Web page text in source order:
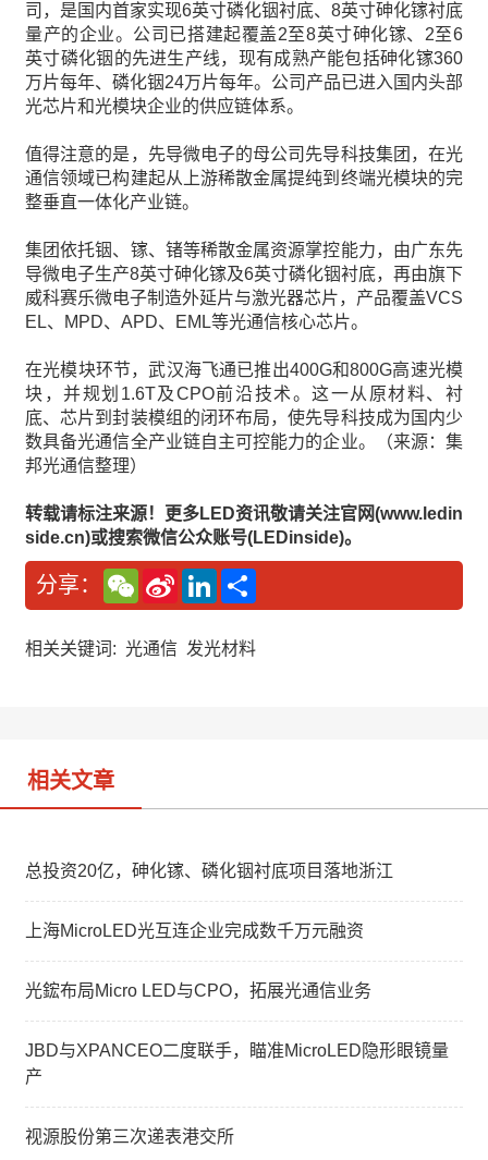
司，是国内首家实现6英寸磷化铟衬底、8英寸砷化镓衬底
量产的企业。公司已搭建起覆盖2至8英寸砷化镓、2至6
英寸磷化铟的先进生产线，现有成熟产能包括砷化镓360
万片每年、磷化铟24万片每年。公司产品已进入国内头部
光芯片和光模块企业的供应链体系。
值得注意的是，先导微电子的母公司先导科技集团，在光
通信领域已构建起从上游稀散金属提纯到终端光模块的完
整垂直一体化产业链。
集团依托铟、镓、锗等稀散金属资源掌控能力，由广东先
导微电子生产8英寸砷化镓及6英寸磷化铟衬底，再由旗下
威科赛乐微电子制造外延片与激光器芯片，产品覆盖VCS
EL、MPD、APD、EML等光通信核心芯片。
在光模块环节，武汉海飞通已推出400G和800G高速光模
块，并规划1.6T及CPO前沿技术。这一从原材料、衬
底、芯片到封装模组的闭环布局，使先导科技成为国内少
数具备光通信全产业链自主可控能力的企业。（来源：集
邦光通信整理）
转载请标注来源！更多LED资讯敬请关注官网(www.ledin
side.cn)或搜索微信公众账号(LEDinside)。
分享：
W
e
C
a
S
n
W
L
n
e
相关关键词: 光通信 发光材料
相关文章
总投资20亿，砷化镓、磷化铟衬底项目落地浙江
上海MicroLED光互连企业完成数千万元融资
光鋐布局Micro LED与CPO，拓展光通信业务
JBD与XPANCEO二度联手，瞄准MicroLED隐形眼镜量
产
视源股份第三次递表港交所